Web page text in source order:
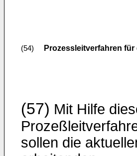
(54) Prozessleitverfahren
(57) Mit Hilfe
sollen die